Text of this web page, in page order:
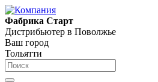
Фабрика Старт
Дистрибьютер в Поволжье
Ваш город
Тольятти